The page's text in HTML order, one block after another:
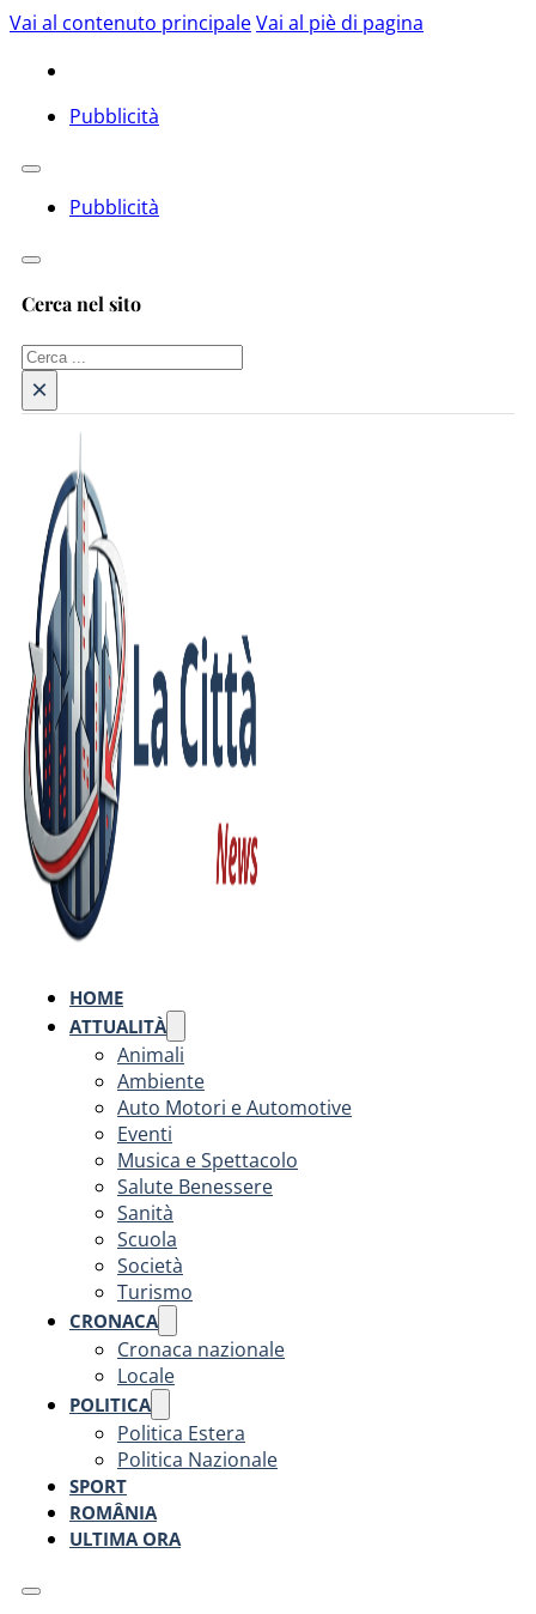
Vai al contenuto principaleVai al piè di pagina
Pubblicità
Pubblicità
Cerca nel sito
Cerca
×
HOME
ATTUALITÀ
Animali
Ambiente
Auto Motori e Automotive
Eventi
Musica e Spettacolo
Salute Benessere
Sanità
Scuola
Società
Turismo
CRONACA
Cronaca nazionale
Locale
POLITICA
Politica Estera
Politica Nazionale
SPORT
ROMÂNIA
ULTIMA ORA